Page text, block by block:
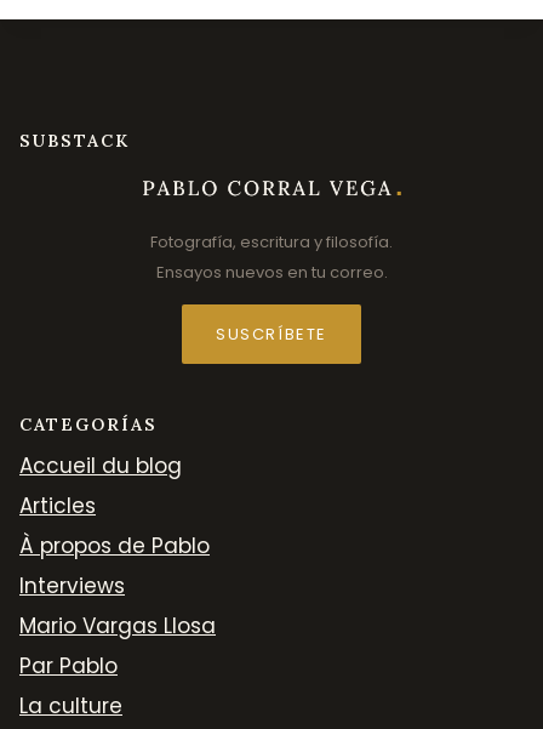
SUBSTACK
Fotografía, escritura y filosofía.
Ensayos nuevos en tu correo.
SUSCRÍBETE
CATEGORÍAS
Accueil du blog
Articles
À propos de Pablo
Interviews
Mario Vargas Llosa
Par Pablo
La culture